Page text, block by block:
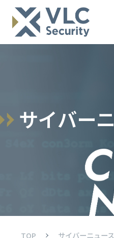
サイバーニ
TOP
サイバーニュース